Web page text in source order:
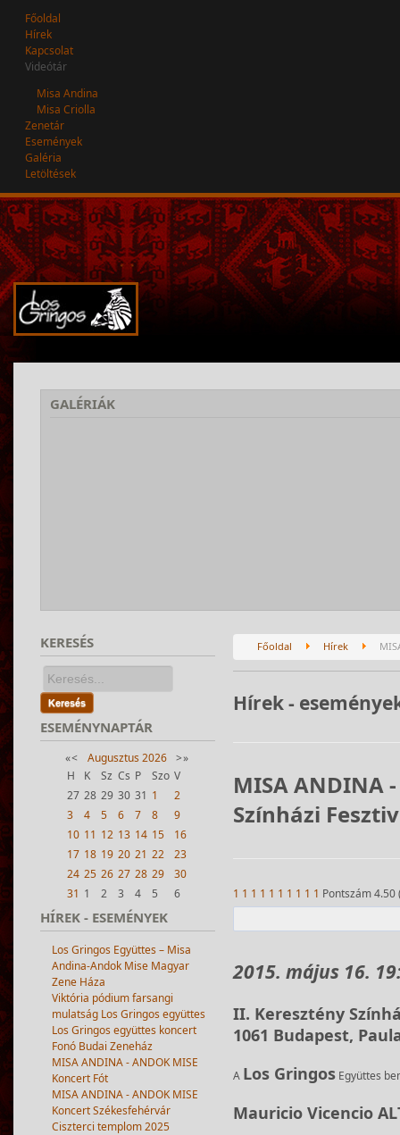
Főoldal
Hírek
Kapcsolat
Videótár
Misa Andina
Misa Criolla
Zenetár
Események
Galéria
Letöltések
GALÉRIÁK
Főoldal Hírek
Hírek -
MISA ANDINA
Színházi
1 1 1 1 1 1 1 1 1 1 Pontszám 4.50
2015. május 16.
II. Keresztény
1061 Budapest,
A Los GringosEgyüttes
Mauricio Vicencio
KERESÉS
Keresés
ESEMÉNYNAPTÁR
«< Augusztus 2026 >»
H
K Sz Cs P Szo V
27 28 29 30 31 1
2
3
4 5 6 7 8
9
10 11 12 13 14 15
16
17 18 19 20 21 22
23
24 25 26 27 28 29
30
31 1 2 3 4 5 6
HÍREK - ESEMÉNYEK
Los Gringos Együttes – Misa
Andina-Andok Mise Magyar
Zene Háza
Viktória pódium farsangi
mulatság Los Gringos együttes
Los Gringos együttes koncert
Fonó Budai Zeneház
MISA ANDINA - ANDOK MISE
Koncert Fót
MISA ANDINA - ANDOK MISE
Koncert Székesfehérvár
Ciszterci templom 2025